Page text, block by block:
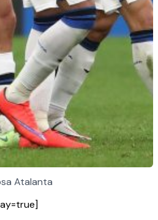
Atalanta